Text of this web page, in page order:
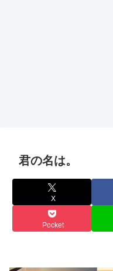
君の名は。
X
Pocket